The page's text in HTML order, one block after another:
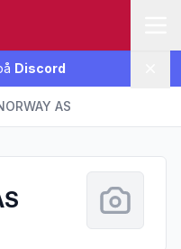
Discord
AS